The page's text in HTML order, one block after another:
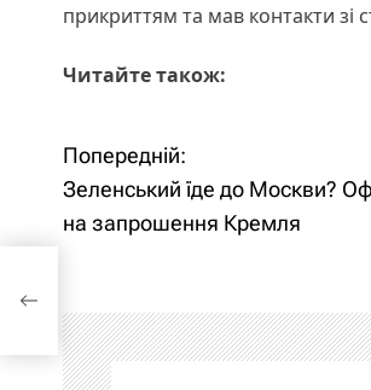
прикриттям та мав контакти
Читайте також:
Н
а
і
г
Попередній:
Зеленський їде до Москви?
на запрошення Кремля